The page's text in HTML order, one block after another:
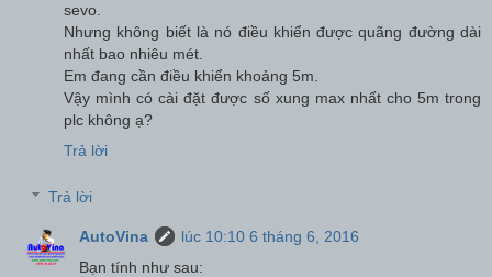
sevo.
Nhưng không biết là nó điều khiển được quãng đường dài
nhất bao nhiêu mét.
Em đang cần điều khiển khoảng 5m.
Vậy mình có cài đặt được số xung max nhất cho 5m trong
plc không ạ?
Trả lời
Trả lời
AutoVina
lúc 10:10 6 tháng 6, 2016
Bạn tính như sau: